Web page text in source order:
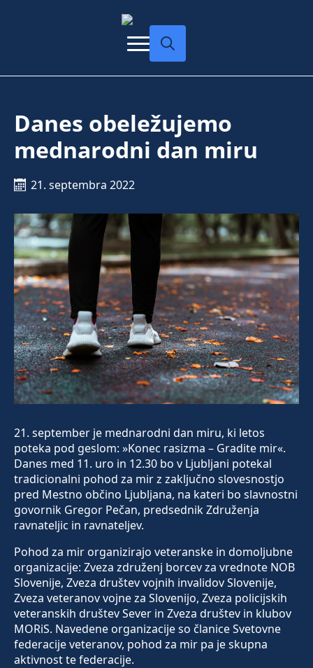
Danes obeležujemo
mednarodni dan miru
21. septembra 2022
21. september je mednarodni dan miru, ki letos
poteka pod geslom: »Konec rasizma – Gradite mir«.
Danes med 11. uro in 12.30 bo v Ljubljani potekal
tradicionalni pohod za mir z zaključno slovesnostjo
pred Mestno občino Ljubljana, na kateri bo slavnostni
govornik Gregor Pečan, predsednik Združenja
ravnateljic in ravnateljev.
Pohod za mir organizirajo veteranske in domoljubne
organizacije: Zveza združenj borcev za vrednote NOB
Slovenije, Zveza društev vojnih invalidov Slovenije,
Zveza veteranov vojne za Slovenijo, Zveza policijskih
veteranskih društev Sever in Zveza društev in klubov
MORiS. Navedene organizacije so članice Svetovne
federacije veteranov, pohod za mir pa je skupna
aktivnost te federacije.